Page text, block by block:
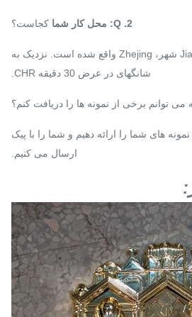
2. Q: محل کار شما کجاست؟
نزدیک به
شانگهای در عرض 30 دقیقه CHR.
می توانم برخی از نمونه ها را دریافت کنم؟
های شما را ارائه دهیم و شما را با پیک
ارسال می کنیم.